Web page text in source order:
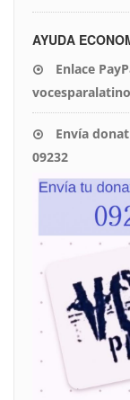
AYUDA
Enlace
Envía
09232